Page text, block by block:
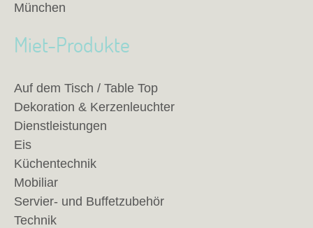
München
Miet-Produkte
Auf dem Tisch / Table Top
Dekoration & Kerzenleuchter
Dienstleistungen
Eis
Küchentechnik
Mobiliar
Servier- und Buffetzubehör
Technik